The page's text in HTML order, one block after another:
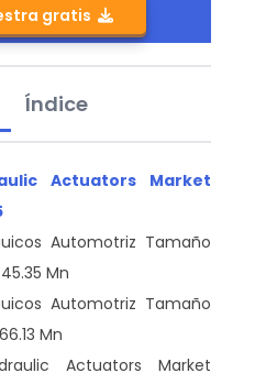
gratis
Índice
Actuators Market
Automotriz Tamaño
Mn
Automotriz Tamaño
Mn
Actuators Market